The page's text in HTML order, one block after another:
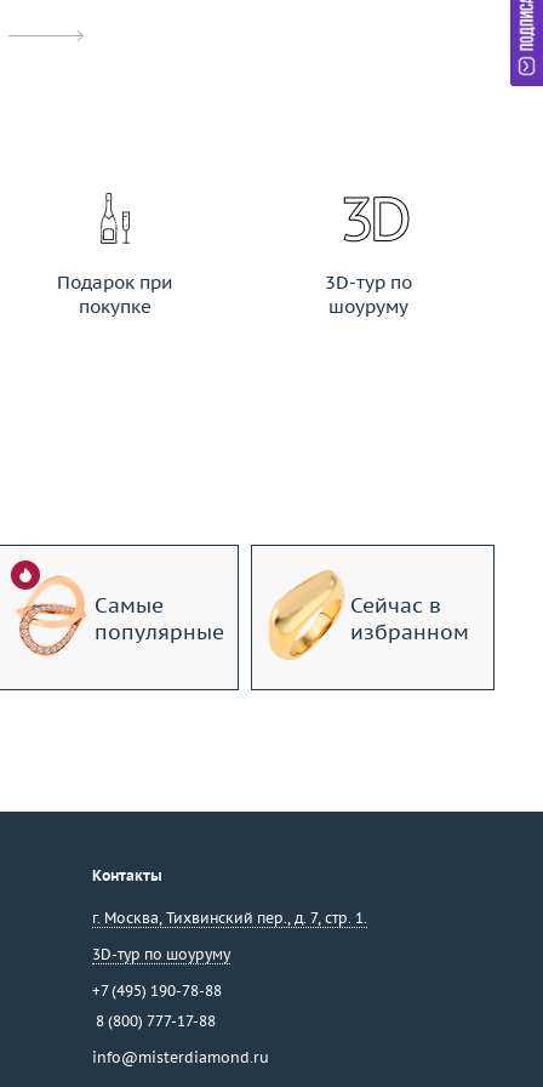
Подарок при
покупке
3D-тур по
шоуруму
Самые
популярные
Сейчас в
избранном
Контакты
г. Москва, Тихвинский пер., д. 7, стр. 1.
3D-тур по шоуруму
+7 (495) 190-78-88
8 (800) 777-17-88
info@misterdiamond.ru